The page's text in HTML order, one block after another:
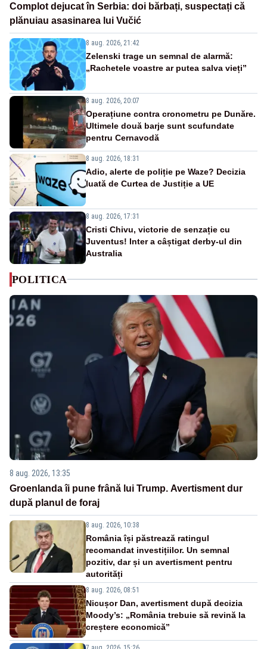
Complot dejucat în Serbia: doi bărbați, suspectați că
plănuiau asasinarea lui Vučić
8 aug. 2026, 21:42
Zelenski trage un semnal de alarmă:
„Rachetele voastre ar putea salva vieți”
8 aug. 2026, 20:07
Operațiune contra cronometru pe Dunăre.
Ultimele două barje sunt scufundate
pentru Cernavodă
8 aug. 2026, 18:31
Adio, alerte de poliție pe Waze? Decizia
luată de Curtea de Justiție a UE
8 aug. 2026, 17:31
Cristi Chivu, victorie de senzație cu
Juventus! Inter a câștigat derby-ul din
Australia
POLITICA
8 aug. 2026, 13:35
Groenlanda îi pune frână lui Trump. Avertisment dur
după planul de foraj
8 aug. 2026, 10:38
România își păstrează ratingul
recomandat investițiilor. Un semnal
pozitiv, dar și un avertisment pentru
autorități
8 aug. 2026, 08:51
Nicușor Dan, avertisment după decizia
Moody’s: „România trebuie să revină la
creștere economică”